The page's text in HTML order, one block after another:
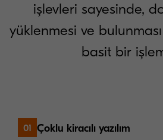
işlevleri sayesinde,
yüklenmesi ve bulunması
basit bir
01 Çoklu kiracılı yazılım